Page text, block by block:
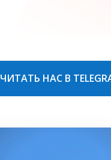
ЧИТАТЬ НАС В